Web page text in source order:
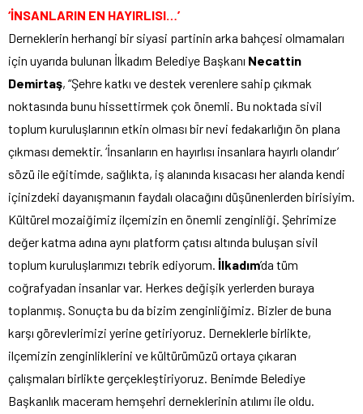
‘İNSANLARIN EN HAYIRLISI…’
Derneklerin herhangi bir siyasi partinin arka bahçesi olmamaları
için uyarıda bulunan İlkadım Belediye Başkanı Necattin
Demirtaş, “Şehre katkı ve destek verenlere sahip çıkmak
noktasında bunu hissettirmek çok önemli. Bu noktada sivil
toplum kuruluşlarının etkin olması bir nevi fedakarlığın ön plana
çıkması demektir. ‘İnsanların en hayırlısı insanlara hayırlı olandır’
sözü ile eğitimde, sağlıkta, iş alanında kısacası her alanda kendi
içinizdeki dayanışmanın faydalı olacağını düşünenlerden birisiyim.
Kültürel mozaiğimiz ilçemizin en önemli zenginliği. Şehrimize
değer katma adına aynı platform çatısı altında buluşan sivil
toplum kuruluşlarımızı tebrik ediyorum. İlkadım’da tüm
coğrafyadan insanlar var. Herkes değişik yerlerden buraya
toplanmış. Sonuçta bu da bizim zenginliğimiz. Bizler de buna
karşı görevlerimizi yerine getiriyoruz. Derneklerle birlikte,
ilçemizin zenginliklerini ve kültürümüzü ortaya çıkaran
çalışmaları birlikte gerçekleştiriyoruz. Benimde Belediye
Başkanlık maceram hemşehri derneklerinin atılımı ile oldu.